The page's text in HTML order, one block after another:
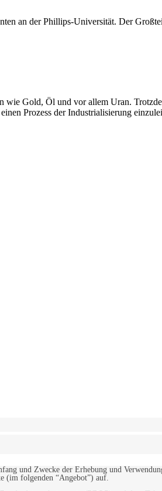
an der Phillips-Universität. Der
wie Gold, Öl und vor allem Uran.
Prozess der Industrialisierung
und Zwecke der Erhebung und
folgenden “Angebot”) auf.